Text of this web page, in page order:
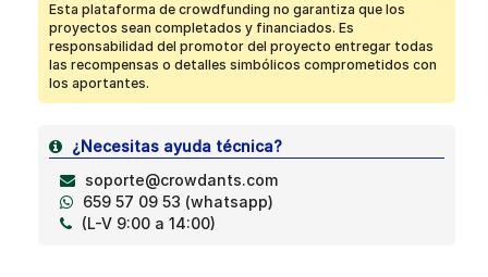
Esta plataforma de crowdfunding no garantiza que los
proyectos sean completados y financiados. Es
responsabilidad del promotor del proyecto entregar todas
las recompensas o detalles simbólicos comprometidos con
los aportantes.
¿Necesitas ayuda técnica?
soporte@crowdants.com
659 57 09 53 (whatsapp)
(L-V 9:00 a 14:00)